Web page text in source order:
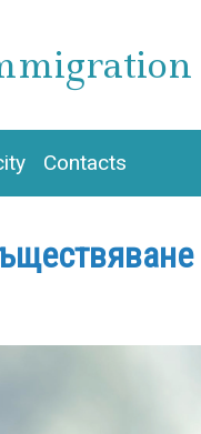
to
main
Contacts